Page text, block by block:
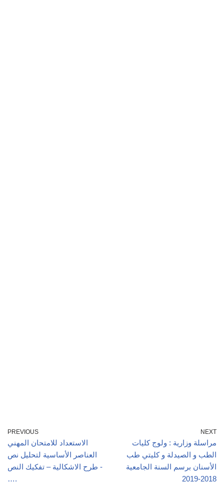
PREVIOUS
الاستعداد للامتحان المهني
العناصر الأساسية لتحليل نص
طرح الاشكالية – تفكيك النص -
….
NEXT
مراسلة وزارية : ولوج كليات
الطب و الصيدلة و كليتي طب
الأسنان برسم السنة الجامعية
2018-2019